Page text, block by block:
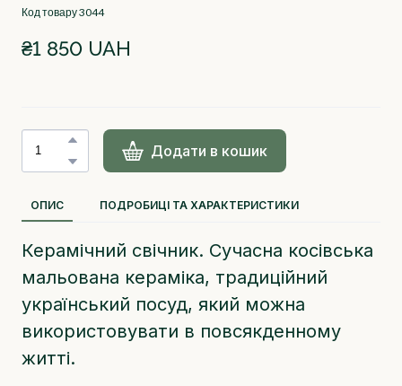
Код товару 3044
₴1 850 UAH
Додати в кошик
ОПИС ПОДРОБИЦІ ТА ХАРАКТЕРИСТИКИ
Керамічний свічник. Сучасна косівська
мальована кераміка, традиційний
український посуд, який можна
використовувати в повсякденному
житті.